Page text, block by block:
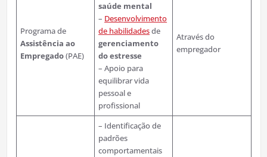
Programa de
Assistência ao
Empregado(PAE)
saúde mental
– Desenvolvimento
de habilidadesde
gerenciamento
do estresse
– Apoio para
equilibrar vida
pessoal e
profissional
Através do
empregador
– Identificação de
padrões
comportamentais